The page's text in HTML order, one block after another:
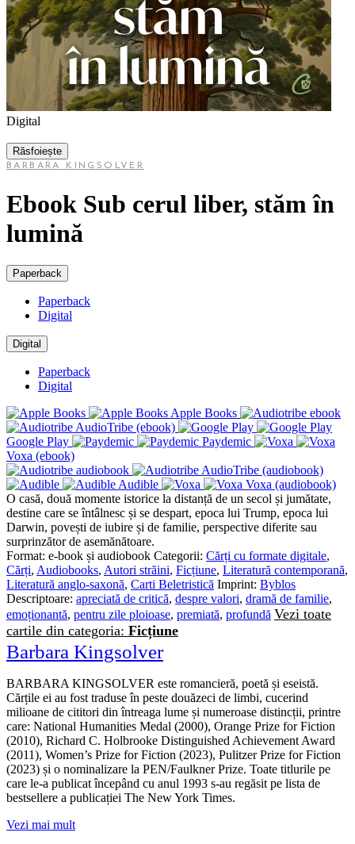
Digital
Răsfoiește
BARBARA KINGSOLVER
Ebook Sub cerul liber, stăm în
lumină
Paperback
Paperback
Digital
Digital
Paperback
Digital
Apple Books
AudioTribe (ebook)
Google Play
Paydemic
Voxa (ebook)
AudioTribe (audiobook)
Audible
Voxa (audiobook)
O casă, două momente istorice la distanță de un secol și jumătate,
destine care se întâlnesc și se despart, epoca lui Trump, epoca lui
Darwin, povești de iubire și de familie, perspective diferite sau
surprinzător de asemănătoare.
Format: e-book și audiobook Categorii: Cărți cu formate digitale,
Cărți, Audiobooks, Autori străini, Ficțiune, Literatură contemporană,
Literatură anglo-saxonă, Carti Beletristică Imprint: Byblos
Descriptoare: apreciată de critică, despre valori, dramă de familie,
emoționantă, pentru zile ploioase, premiată, profundă Vezi toate
cartile din categoria: Ficțiune
Barbara Kingsolver
BARBARA KINGSOLVER este romancieră, poetă și eseistă.
Cărțile ei au fost traduse în peste douăzeci de limbi, cucerind
milioane de cititori din întreaga lume și numeroase distincții, printre
care: National Humanities Medal (2000), Orange Prize for Fiction
(2010), Richard C. Holbrooke Distinguished Achievement Award
(2011), Women’s Prize for Fiction (2023), Pulitzer Prize for Fiction
(2023) și o nominalizare la PEN/Faulkner Prize. Toate titlurile pe
care le‑a publicat începând cu anul 1993 s‑au regăsit pe lista de
bestsellere a publicației The New York Times.
Vezi mai mult